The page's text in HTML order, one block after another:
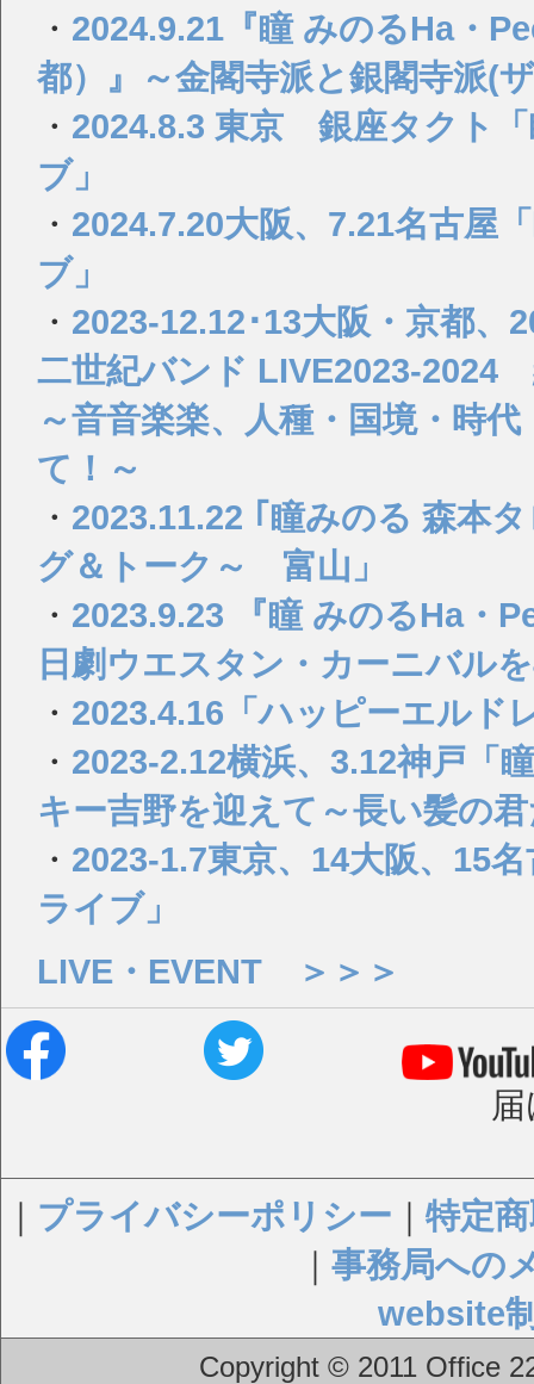
・ 2024.9.21『瞳 みのるHa・
都）』～金閣寺派と銀閣寺派(
・ 2024.8.3 東京 銀座タクト
ブ」
・ 2024.7.20大阪、7.21名古屋
ブ」
・ 2023-12.12･13大阪・京都、
二世紀バンド LIVE2023-2024
～音音楽楽、人種・国境・時
て！～
・ 2023.11.22 ｢瞳みのる 森本
グ＆トーク～ 富山」
・ 2023.9.23 『瞳 みのるHa
日劇ウエスタン・カーニバル
・ 2023.4.16「ハッピーエルド
・ 2023-2.12横浜、3.12神戸「
キー吉野を迎えて～長い髪の
・ 2023-1.7東京、14大阪、15
ライブ」
LIVE・EVENT ＞＞＞
｜ プライバシーポリシー ｜ 特定
｜ 事務局への
website
Copyright © 2011 Office